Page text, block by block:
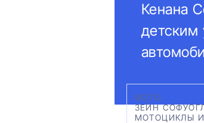
Кенана
детским
ФОТО:
ЗЕЙН
МОТОЦИКЛЫ